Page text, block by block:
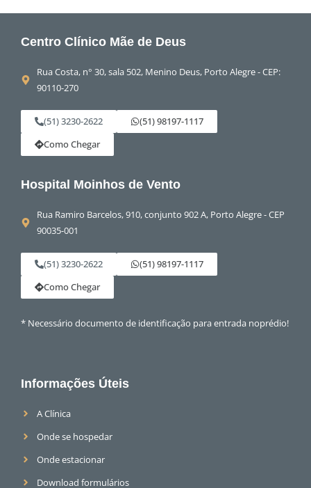
Centro Clínico Mãe de Deus
Rua Costa, n° 30, sala 502, Menino Deus, Porto Alegre - CEP:
90110-270
(51) 3230-2622
(51) 98197-1117
Como Chegar
Hospital Moinhos de Vento
Rua Ramiro Barcelos, 910, conjunto 902 A, Porto Alegre - CEP
90035-001
(51) 3230-2622
(51) 98197-1117
Como Chegar
* Necessário documento de identificação para entrada noprédio!
Informações Úteis
A Clínica
Onde se hospedar
Onde estacionar
Download formulários